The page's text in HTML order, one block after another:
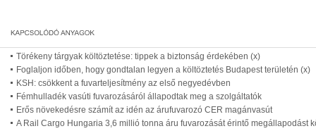
Törékeny tárgyak költöztetése: tippek a biztonság érdekében (x)
Foglaljon időben, hogy gondtalan legyen a költöztetés Budapest területén (x)
KSH: csökkent a fuvarteljesítmény az első negyedévben
Fémhulladék vasúti fuvarozásáról állapodtak meg a szolgáltatók
Erős növekedésre számít az idén az árufuvarozó CER magánvasút
A Rail Cargo Hungaria 3,6 millió tonna áru fuvarozását érintő megállapodást